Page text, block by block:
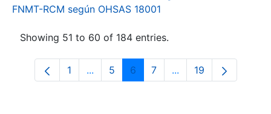
FNMT-RCM según OHSAS 18001
Showing 51 to 60 of 184 entries.
Page
1 ...Intermediate Pages Use TAB to
Page
5 Page
6 Page
7 ...Intermediate Pages
Page
19